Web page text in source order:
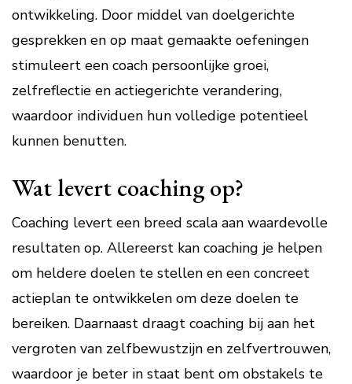
ontwikkeling. Door middel van doelgerichte
gesprekken en op maat gemaakte oefeningen
stimuleert een coach persoonlijke groei,
zelfreflectie en actiegerichte verandering,
waardoor individuen hun volledige potentieel
kunnen benutten.
Wat levert coaching op?
Coaching levert een breed scala aan waardevolle
resultaten op. Allereerst kan coaching je helpen
om heldere doelen te stellen en een concreet
actieplan te ontwikkelen om deze doelen te
bereiken. Daarnaast draagt coaching bij aan het
vergroten van zelfbewustzijn en zelfvertrouwen,
waardoor je beter in staat bent om obstakels te